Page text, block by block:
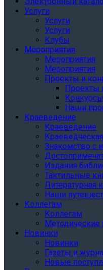
Услуги
Услуги
Услуги
Клубы
Мероприятия
Мероприятия
Мероприятия
Проекты и
Проекты
Конкурсы
Наши
Краеведение
Краеведение
Знакомство с
Издания
Тактильные
Литературная
Наши
Коллегам
Коллегам
Методические
Новинки
Новинки
Газеты и
Новые